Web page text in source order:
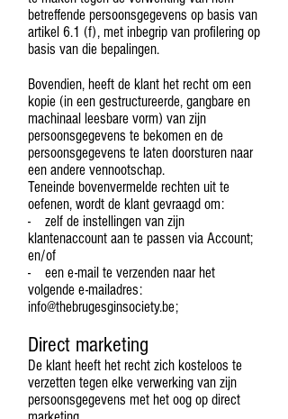
betreffende persoonsgegevens op basis van
artikel 6.1 (f), met inbegrip van profilering op
basis van die bepalingen.
Bovendien, heeft de klant het recht om een
kopie (in een gestructureerde, gangbare en
machinaal leesbare vorm) van zijn
persoonsgegevens te bekomen en de
persoonsgegevens te laten doorsturen naar
een andere vennootschap.
Teneinde bovenvermelde rechten uit te
oefenen, wordt de klant gevraagd om:
- zelf de instellingen van zijn
klantenaccount aan te passen via Account;
en/of
- een e-mail te verzenden naar het
volgende e-mailadres:
info@thebrugesginsociety.be;
Direct marketing
De klant heeft het recht zich kosteloos te
verzetten tegen elke verwerking van zijn
persoonsgegevens met het oog op direct